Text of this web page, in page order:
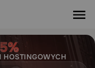
HOSTINGOWYCH